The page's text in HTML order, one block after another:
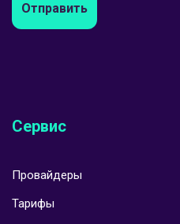
Отправить
Сервис
Провайдеры
Тарифы